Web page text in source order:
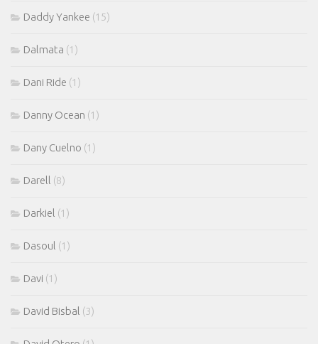
Daddy Yankee (15)
Dalmata (1)
Dani Ride (1)
Danny Ocean (1)
Dany Cuelno (1)
Darell (8)
Darkiel (1)
Dasoul (1)
Davi (1)
David Bisbal (3)